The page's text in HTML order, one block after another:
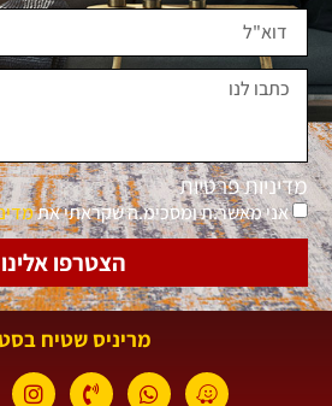
מדיניות פרטיות
אני מאשר.ת ומסכימ.ה שקראתי את
הצטרפו אלינו
מריניס שטיח